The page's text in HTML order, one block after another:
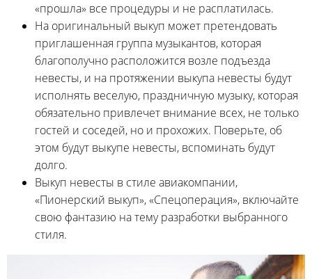
«прошла» все процедуры и не расплатилась.
На оригинальный выкуп может претендовать
приглашенная группа музыкантов, которая
благополучно расположится возле подъезда
невесты, и на протяжении выкупа невесты будут
исполнять веселую, праздничную музыку, которая
обязательно привлечет внимание всех, не только
гостей и соседей, но и прохожих. Поверьте, об
этом будут выкупе невесты, вспоминать будут
долго.
Выкуп невесты в стиле авиакомпании,
«Пионерский выкуп», «Спецоперация», включайте
свою фантазию на тему разработки выбранного
стиля.